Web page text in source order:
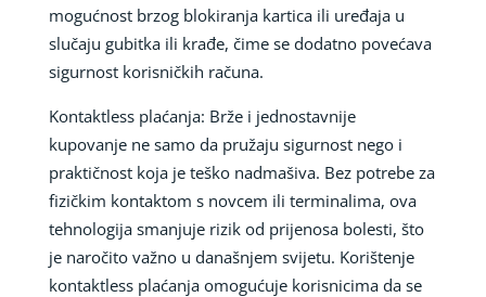
mogućnost brzog blokiranja kartica ili uređaja u
slučaju gubitka ili krađe, čime se dodatno povećava
sigurnost korisničkih računa.
Kontaktless plaćanja: Brže i jednostavnije
kupovanje ne samo da pružaju sigurnost nego i
praktičnost koja je teško nadmašiva. Bez potrebe za
fizičkim kontaktom s novcem ili terminalima, ova
tehnologija smanjuje rizik od prijenosa bolesti, što
je naročito važno u današnjem svijetu. Korištenje
kontaktless plaćanja omogućuje korisnicima da se